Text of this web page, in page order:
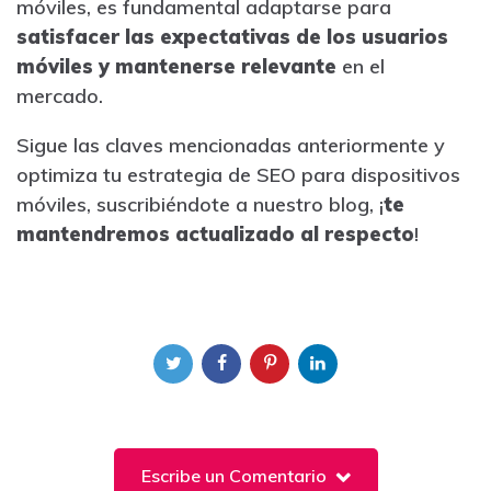
móviles, es fundamental adaptarse para
satisfacer las expectativas de los usuarios
móviles y mantenerse relevante en el
mercado.
Sigue las claves mencionadas anteriormente y
optimiza tu estrategia de SEO para dispositivos
móviles, suscribiéndote a nuestro blog, ¡te
mantendremos actualizado al respecto!
Escribe un Comentario